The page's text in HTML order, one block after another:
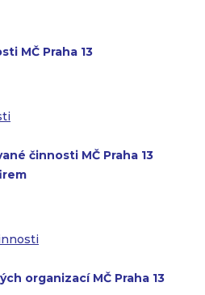
MČ Praha 13
činnosti MČ Praha 13
organizací MČ Praha 13